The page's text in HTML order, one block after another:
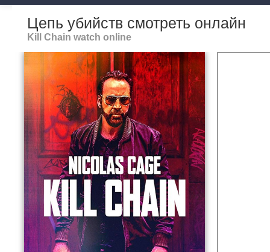
Цепь убийств смотреть онлайн
Kill Chain watch online